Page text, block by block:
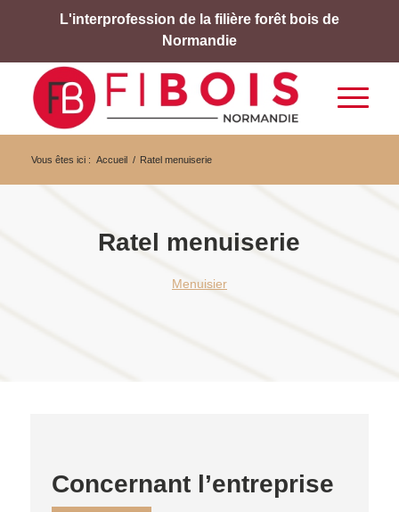
L'interprofession de la filière forêt bois de
Normandie
Vous êtes ici : Accueil / Ratel menuiserie
Ratel menuiserie
Menuisier
Concernant l’entreprise